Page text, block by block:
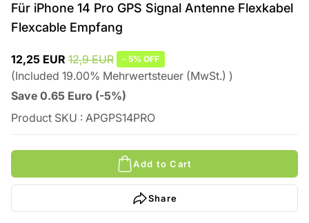
Für iPhone 14 Pro GPS Signal Antenne Flexkabel
Flexcable Empfang
12,25 EUR 12,9 EUR - 5% OFF
(Included 19.00% Mehrwertsteuer (MwSt.) )
Save 0.65 Euro (-5%)
Product SKU : APGPS14PRO
Add to Cart
Share